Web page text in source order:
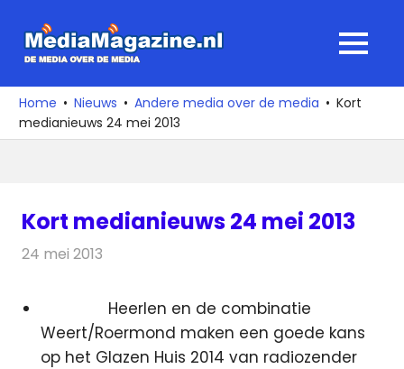
naar
media
over
de
MENU
Home Nieuws Andere media over de media
Kort
medianieuws 24 mei 2013
Kort medianieuws 24 mei 2013
24 mei 2013
Heerlen en de combinatie
Weert/Roermond maken een goede kans
op het Glazen Huis 2014 van radiozender